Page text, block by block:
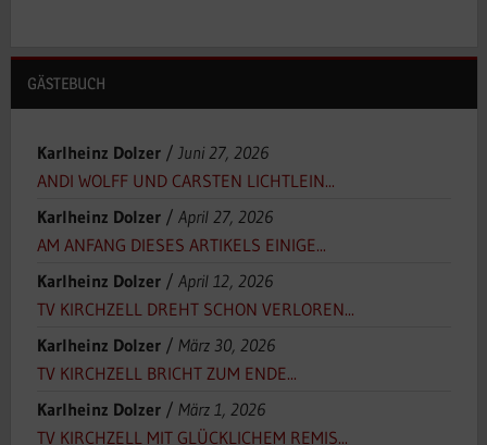
GÄSTEBUCH
Karlheinz Dolzer/ Juni 27, 2026
ANDI WOLFF UND CARSTEN LICHTLEIN...
Karlheinz Dolzer/ April 27, 2026
AM ANFANG DIESES ARTIKELS EINIGE...
Karlheinz Dolzer/ April 12, 2026
TV KIRCHZELL DREHT SCHON VERLOREN...
Karlheinz Dolzer/ März 30, 2026
TV KIRCHZELL BRICHT ZUM ENDE...
Karlheinz Dolzer/ März 1, 2026
TV KIRCHZELL MIT GLÜCKLICHEM REMIS...